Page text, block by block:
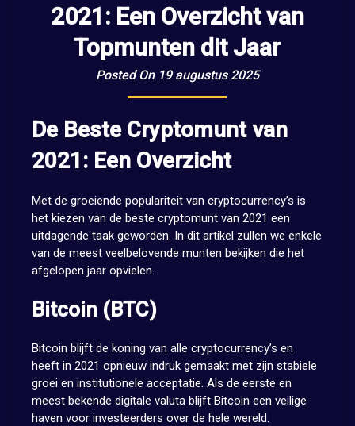
2021: Een Overzicht van
Topmunten dit Jaar
Posted On 19 augustus 2025
De Beste Cryptomunt van
2021: Een Overzicht
Met de groeiende populariteit van cryptocurrency’s is
het kiezen van de beste cryptomunt van 2021 een
uitdagende taak geworden. In dit artikel zullen we enkele
van de meest veelbelovende munten bekijken die het
afgelopen jaar opvielen.
Bitcoin (BTC)
Bitcoin blijft de koning van alle cryptocurrency’s en
heeft in 2021 opnieuw indruk gemaakt met zijn stabiele
groei en institutionele acceptatie. Als de eerste en
meest bekende digitale valuta blijft Bitcoin een veilige
haven voor investeerders over de hele wereld.